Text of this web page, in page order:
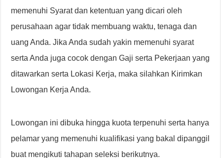
memenuhi Syarat dan ketentuan yang dicari oleh
perusahaan agar tidak membuang waktu, tenaga dan
uang Anda. Jika Anda sudah yakin memenuhi syarat
serta Anda juga cocok dengan Gaji serta Pekerjaan yang
ditawarkan serta Lokasi Kerja, maka silahkan Kirimkan
Lowongan Kerja Anda.
Lowongan ini dibuka hingga kuota terpenuhi serta hanya
pelamar yang memenuhi kualifikasi yang bakal dipanggil
buat mengikuti tahapan seleksi berikutnya.